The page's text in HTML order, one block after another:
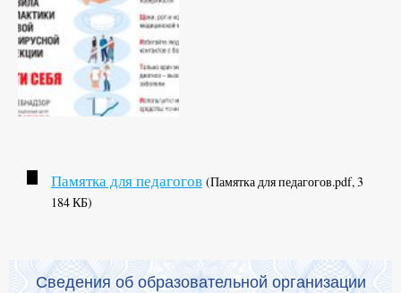
Памятка для педагогов (Памятка для педагогов.pdf, 3
184 КБ)
Сведения об образовательной организации